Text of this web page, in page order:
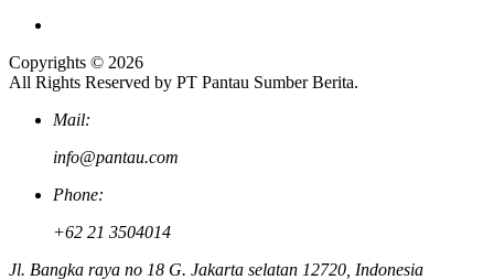
Copyrights © 2026
All Rights Reserved by PT Pantau Sumber Berita.
Mail:
info@pantau.com
Phone:
+62 21 3504014
Jl. Bangka raya no 18 G. Jakarta selatan 12720, Indonesia